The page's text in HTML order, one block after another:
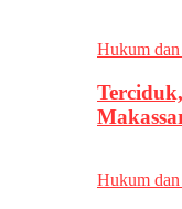
Hukum
Hukum